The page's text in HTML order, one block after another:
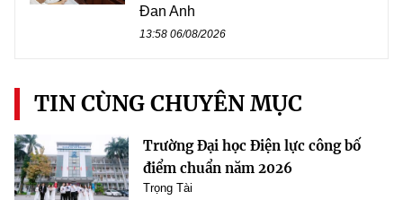
Đan Anh
13:58 06/08/2026
TIN CÙNG CHUYÊN MỤC
Trường Đại học Điện lực công bố
điểm chuẩn năm 2026
Trọng Tài